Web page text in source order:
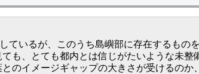
ているが、このうち島嶼部に存在するもの
も、とても都内とは信じがたいような未整
のイメージギャップの大きさが受けるの